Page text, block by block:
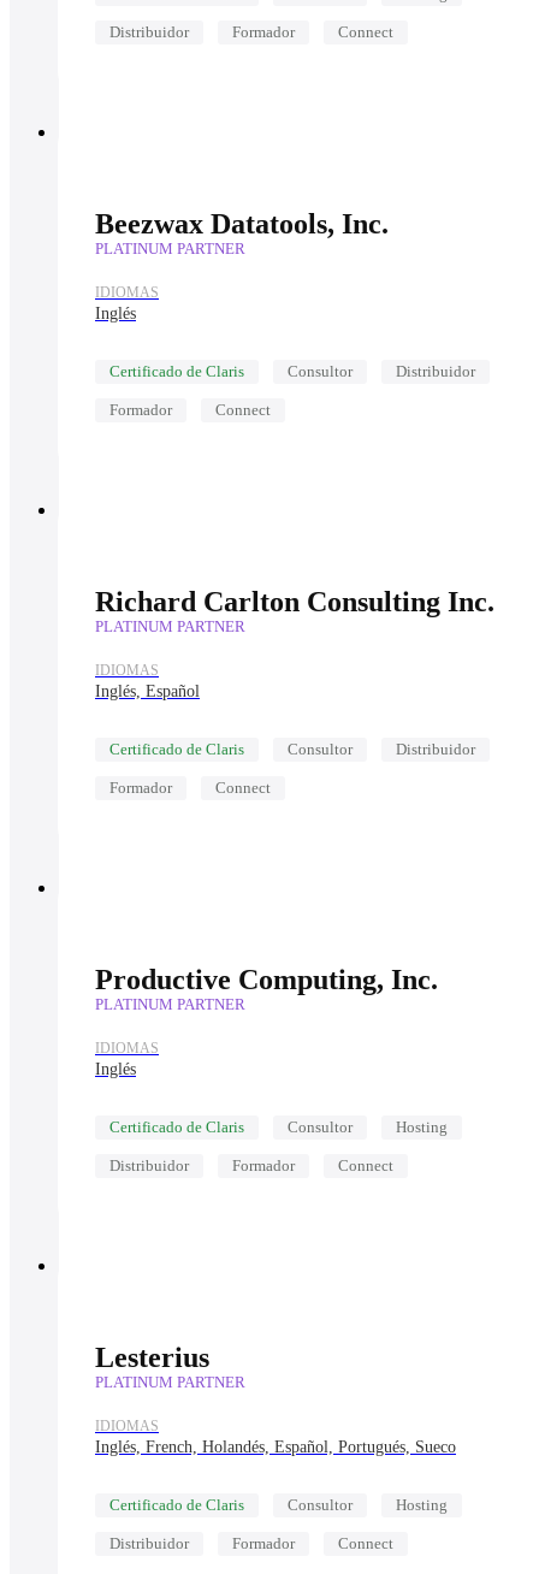
Distribuidor Formador Connect
Beezwax Datatools, Inc.
PLATINUM PARTNER
IDIOMAS
Inglés
Certificado de Claris Consultor Distribuidor
Formador Connect
Richard Carlton Consulting Inc.
PLATINUM PARTNER
IDIOMAS
Inglés, Español
Certificado de Claris Consultor Distribuidor
Formador Connect
Productive Computing, Inc.
PLATINUM PARTNER
IDIOMAS
Inglés
Certificado de Claris Consultor Hosting
Distribuidor Formador Connect
Lesterius
PLATINUM PARTNER
IDIOMAS
Inglés, French, Holandés, Español, Portugués, Sueco
Certificado de Claris Consultor Hosting
Distribuidor Formador Connect